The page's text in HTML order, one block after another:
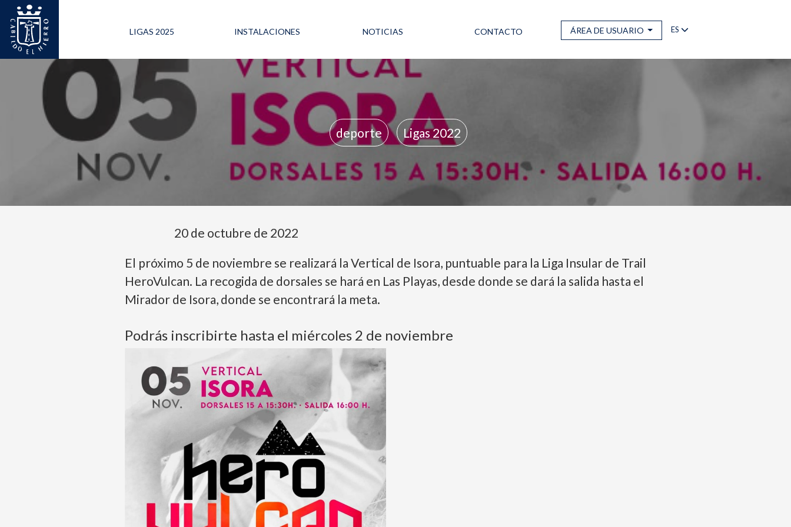
LIGAS 2025 INSTALACIONES NOTICIAS CONTACTO ÁREA DE USUARIO ES
deporte Ligas 2022
20 de octubre de 2022
El próximo 5 de noviembre se realizará la Vertical de Isora, puntuable para la Liga Insular de Trail
HeroVulcan. La recogida de dorsales se hará en Las Playas, desde donde se dará la salida hasta el
Mirador de Isora, donde se encontrará la meta.
Podrás inscribirte hasta el miércoles 2 de noviembre